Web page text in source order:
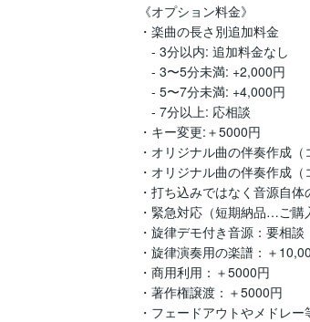
《オプション料金》
・楽曲の長さ別追加料金
- 3分以内: 追加料金なし
- 3〜5分未満: +2,000円
- 5〜7分未満: +4,000円
- 7分以上: 応相談
・キー変更:＋5000円
・オリジナル曲の伴奏作成
・オリジナル曲の伴奏作成
・打ち込みではなく音源自
・緊急対応（短期納品…ご
・旋律デモ付き音源：要相
・旋律演奏用の楽譜：＋
・商用利用：＋5000円
・著作権譲渡：＋5000円
・フェードアウトやメドレ